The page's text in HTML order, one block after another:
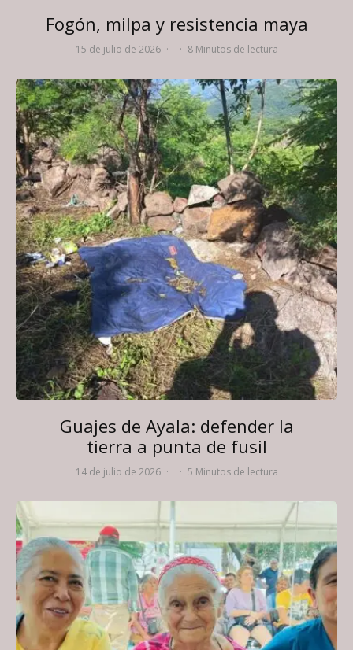
Fogón, milpa y resistencia maya
15 de julio de 2026 · · 8 Minutos de lectura
Guajes de Ayala: defender la
tierra a punta de fusil
14 de julio de 2026 · · 5 Minutos de lectura